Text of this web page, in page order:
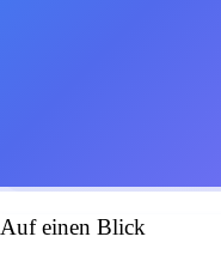
Auf einen Blick